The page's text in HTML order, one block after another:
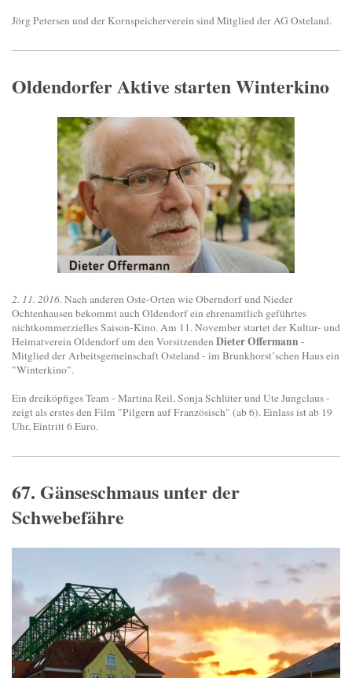
Jörg Petersen und der Kornspeicherverein sind Mitglied der AG Osteland.
Oldendorfer Aktive starten Winterkino
2. 11. 2016. Nach anderen Oste-Orten wie Oberndorf und Nieder
Ochtenhausen bekommt auch Oldendorf ein ehrenamtlich geführtes
nichtkommerzielles Saison-Kino. Am 11. November startet der Kultur- und
Heimatverein Oldendorf um den Vorsitzenden Dieter Offermann -
Mitglied der Arbeitsgemeinschaft Osteland - im Brunkhorst’schen Haus ein
"Winterkino".
Ein dreiköpfiges Team - Martina Reil, Sonja Schlüter und Ute Jungclaus -
zeigt als erstes den Film "Pilgern auf Französisch" (ab 6). Einlass ist ab 19
Uhr, Eintritt 6 Euro.
67. Gänseschmaus unter der
Schwebefähre